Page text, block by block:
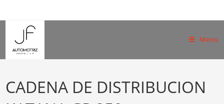
to
content
Menu
CADENA DE DISTRIBUCION